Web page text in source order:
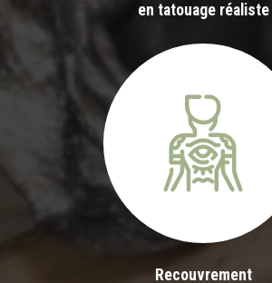
en tatouage réaliste
Recouvrement